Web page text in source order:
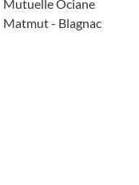
Mutuelle Ociane
Matmut - Blagnac